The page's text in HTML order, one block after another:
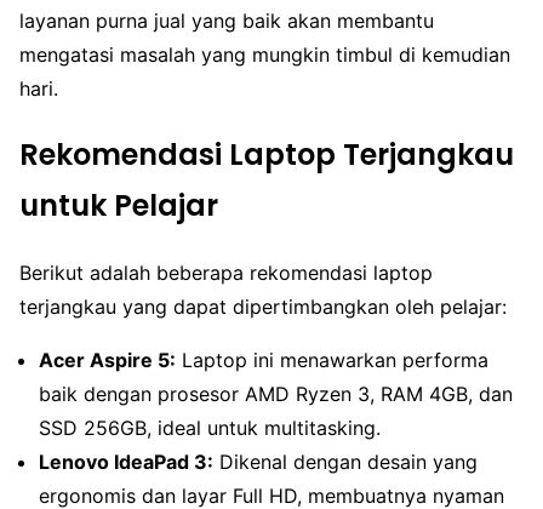
layanan purna jual yang baik akan membantu
mengatasi masalah yang mungkin timbul di kemudian
hari.
Rekomendasi Laptop Terjangkau
untuk Pelajar
Berikut adalah beberapa rekomendasi laptop
terjangkau yang dapat dipertimbangkan oleh pelajar:
Acer Aspire 5: Laptop ini menawarkan performa
baik dengan prosesor AMD Ryzen 3, RAM 4GB, dan
SSD 256GB, ideal untuk multitasking.
Lenovo IdeaPad 3: Dikenal dengan desain yang
ergonomis dan layar Full HD, membuatnya nyaman